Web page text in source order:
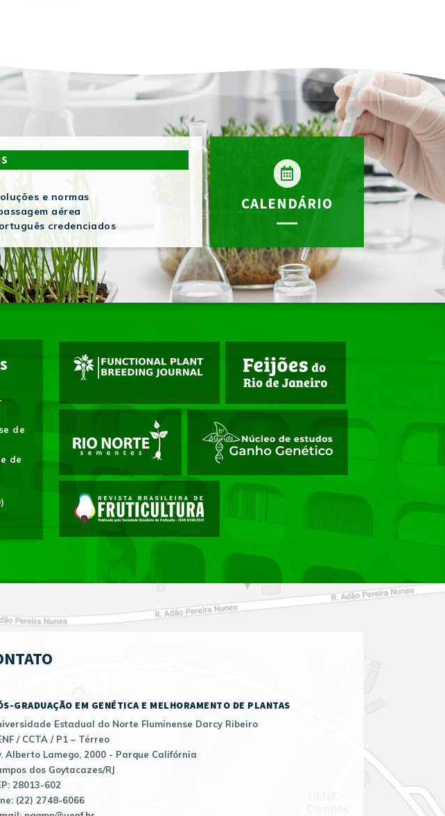
e normas
aérea
credenciados
CALENDÁRIO
de
de
GRADUAÇÃO EM GENÉTICA E MELHORAMENTO DE PLANTAS
Estadual do Norte Fluminense Darcy Ribeiro
/ CCTA / P1 – Térreo
Alberto Lamego, 2000 - Parque Califórnia
dos Goytacazes/RJ
28013-602
(22) 2748-6066